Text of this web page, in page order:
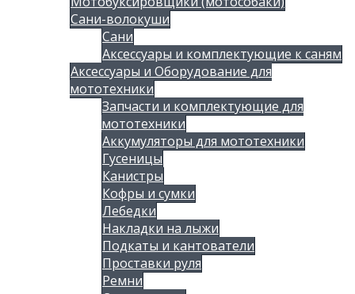
Сани-волокуши
Сани
Аксессуары и комплектующие к саням
Аксессуары и Оборудование для
мототехники
Запчасти и комплектующие для
мототехники
Аккумуляторы для мототехники
Гусеницы
Канистры
Кофры и сумки
Лебедки
Накладки на лыжи
Подкаты и кантователи
Проставки руля
Ремни